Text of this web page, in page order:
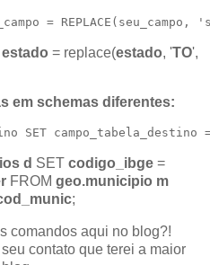
=
estado = replace(estado, 'TO',
em schemas diferentes:
SET campo_tabela_destino
d SET codigo_ibge =
FROM geo.municipio m
;
comandos aqui no blog?!
contato que terei a maior